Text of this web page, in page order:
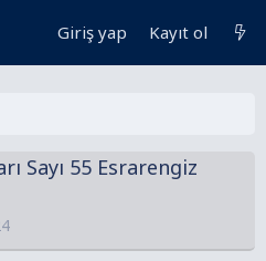
Giriş yap Kayıt ol
Sayı 55 Esrarengiz